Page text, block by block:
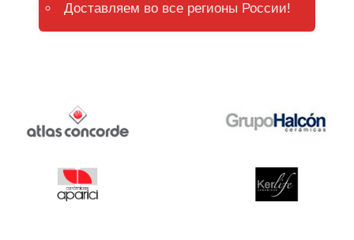
Доставляем во все регионы России!